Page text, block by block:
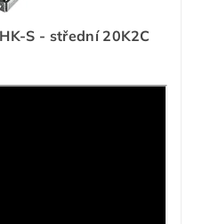
S - střední 20K2C